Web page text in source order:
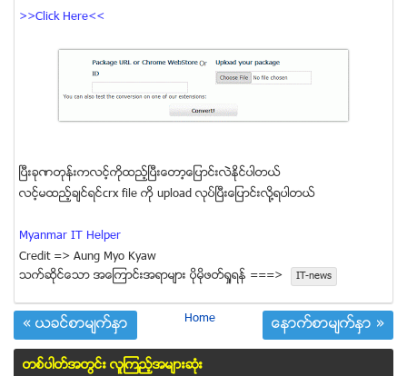
>>Click Here<<
ျပီးခုဏတုန္းကလင့္ကိုထည့္ျပီးေတာ့ေျပာင္းလဲႏိုင္ပါတယ္
လင့္မထည့္ခ်င္ရင္crx file ကို upload လုပ္ျပီးေျပာင္းလိုု႔ရပါတယ္
Myanmar IT Helper
Credit => Aung Myo Kyaw
သက္ဆုိင္ေသာ အေၾကာင္းအရာမ်ား ပုိမုိဖတ္ရႈရန္ ===>
IT-news
« ယခင္စာမ်က္ႏွာ Home ေနာက္စာမ်က္ႏွာ »
တစ္ပါတ္အတြင္း လူၾကည့္အမ်ားဆံုး